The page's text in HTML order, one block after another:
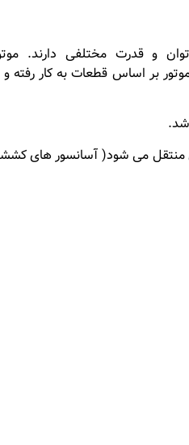
و قدرت مختلفی دارند.
بر اساس قطعات به کار رفته و
منتقل می شود( آسانسور های